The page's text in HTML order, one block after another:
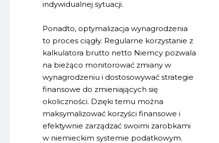
indywidualnej sytuacji.
Ponadto, optymalizacja wynagrodzenia
to proces ciągły. Regularne korzystanie z
kalkulatora brutto netto Niemcy pozwala
na bieżąco monitorować zmiany w
wynagrodzeniu i dostosowywać strategie
finansowe do zmieniających się
okoliczności. Dzięki temu można
maksymalizować korzyści finansowe i
efektywnie zarządzać swoimi zarobkami
w niemieckim systemie podatkowym.